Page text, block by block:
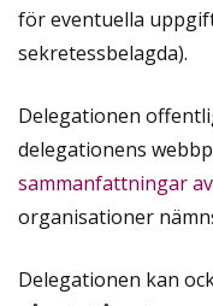
för eventuella
sekretessbelagda).
Delegationen
delegationens
sammanfattningar
organisationer
Delegationen kan